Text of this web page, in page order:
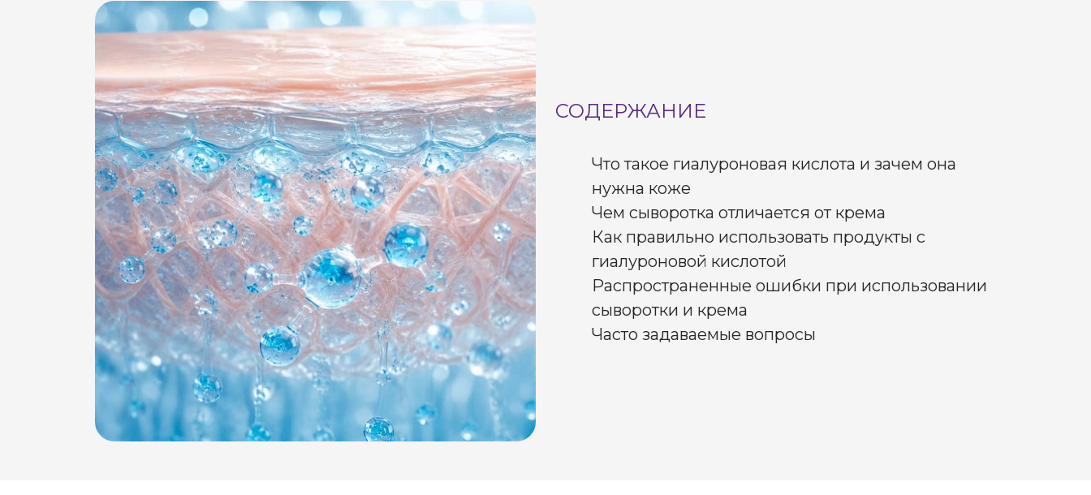
СОДЕРЖАНИЕ
Что такое гиалуроновая кислота и зачем она
нужна коже
Чем сыворотка отличается от крема
Как правильно использовать продукты с
гиалуроновой кислотой
Распространенные ошибки при использовании
сыворотки и крема
Часто задаваемые вопросы